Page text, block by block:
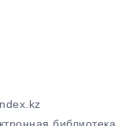
библиотека